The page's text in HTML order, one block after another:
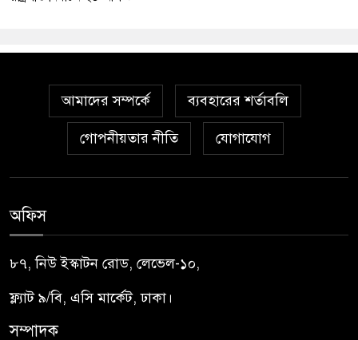
আমাদের সম্পর্কে ব্যবহারের শর্তাবলি
গোপনীয়তার নীতি যোগাযোগ
অফিস
৮৭, নিউ ইস্কাটন রোড, লেভেল-১০,
ফ্ল্যাট ৯/বি, এসি মার্কেট, ঢাকা।
সম্পাদক